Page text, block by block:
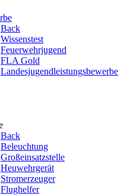
Back
Wissenstest
Feuerwehrjugend
FLA Gold
Landesjugendleistungsbewerbe
Back
Beleuchtung
Großeinsatzstelle
Heuwehrgerät
Stromerzeuger
Flughelfer